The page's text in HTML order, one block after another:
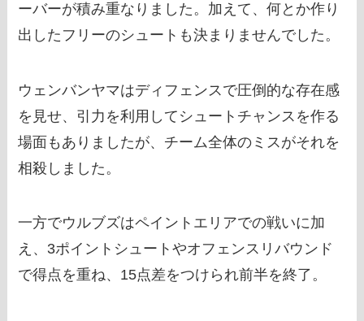
ーバーが積み重なりました。加えて、何とか作り
出したフリーのシュートも決まりませんでした。
ウェンバンヤマはディフェンスで圧倒的な存在感
を見せ、引力を利用してシュートチャンスを作る
場面もありましたが、チーム全体のミスがそれを
相殺しました。
一方でウルブズはペイントエリアでの戦いに加
え、3ポイントシュートやオフェンスリバウンド
で得点を重ね、15点差をつけられ前半を終了。